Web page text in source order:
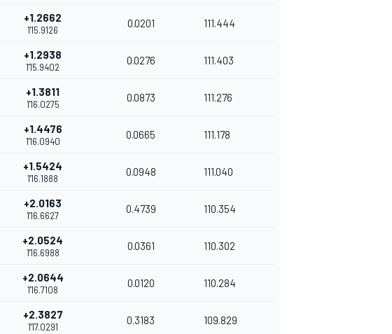
+1.2662
1'15.9126
0.0201 111.444
+1.2938
1'15.9402
0.0276 111.403
+1.3811
1'16.0275
0.0873 111.276
+1.4476
1'16.0940
0.0665 111.178
+1.5424
1'16.1888
0.0948 111.040
+2.0163
1'16.6627
0.4739 110.354
+2.0524
1'16.6988
0.0361 110.302
+2.0644
1'16.7108
0.0120 110.284
+2.3827
1'17.0291
0.3183 109.829